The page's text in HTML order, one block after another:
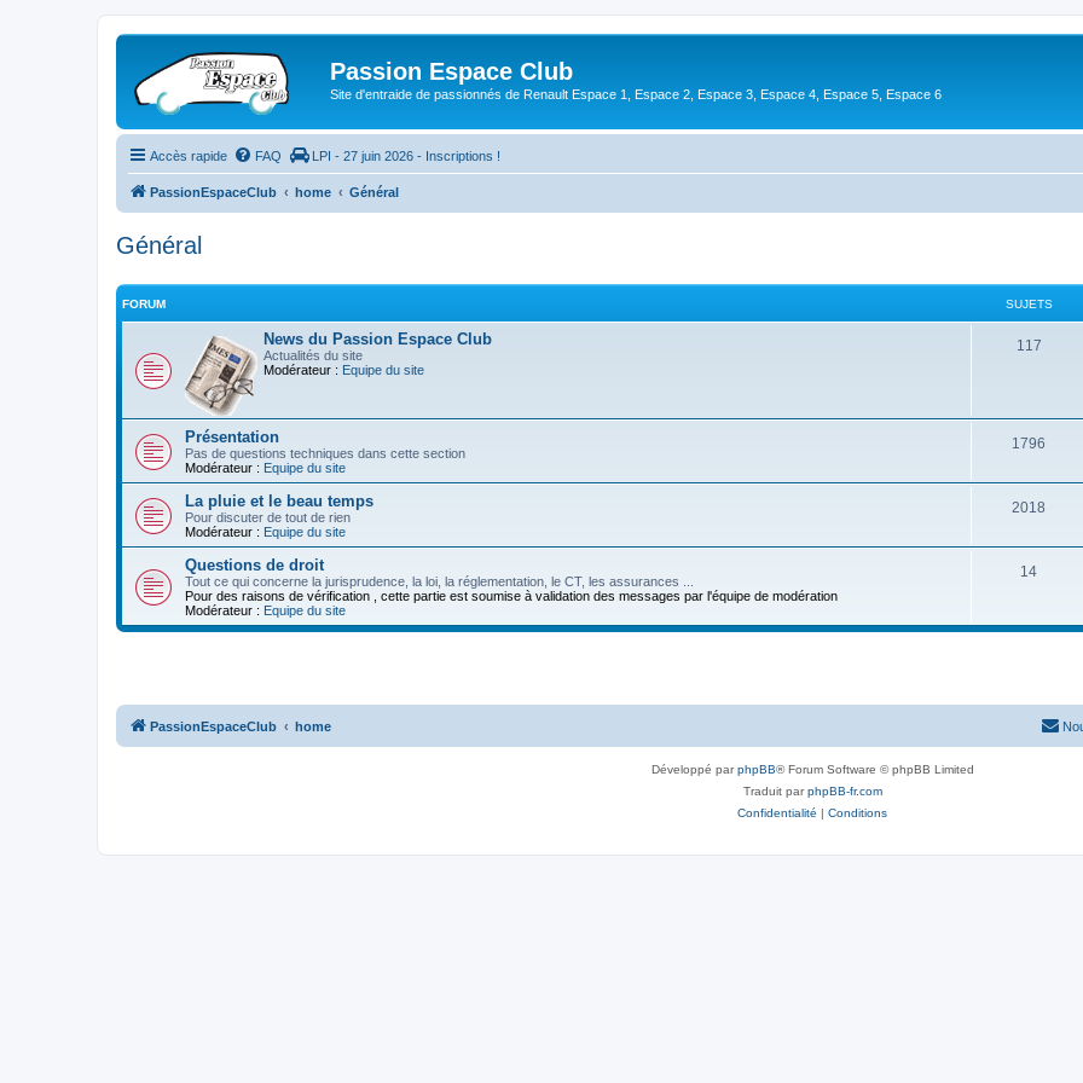
Passion Espace Club
Site d'entraide de passionnés de Renault Espace 1, Espace 2, Espace 3, Espace 4, Espace 5, Espace 6
Accès rapide FAQ LPI - 27 juin 2026 - Inscriptions !
PassionEspaceClub home Général
Général
FORUM SUJETS
News du Passion Espace Club
Actualités du site
Modérateur : Equipe du site
117
Présentation
Pas de questions techniques dans cette section
Modérateur : Equipe du site
1796
La pluie et le beau temps
Pour discuter de tout de rien
Modérateur : Equipe du site
2018
Questions de droit
Tout ce qui concerne la jurisprudence, la loi, la réglementation, le CT, les assurances ...
Pour des raisons de vérification , cette partie est soumise à validation des messages par l'équipe de modération
Modérateur : Equipe du site
14
PassionEspaceClub home
Développé parphpBB® Forum Software © phpBB Limited
Traduit parphpBB-fr.com
Confidentialité | Conditions